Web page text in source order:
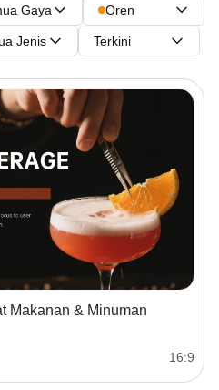
Gaya Oren
Jenis Terkini
Makanan & Minuman
16:9